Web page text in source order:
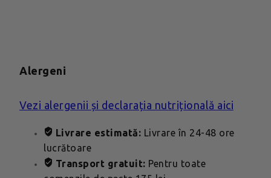
Alergeni
Vezi alergenii și declarația nutrițională aici
Livrare estimată: Livrare în 24-48 ore
lucrătoare
Transport gratuit: Pentru toate